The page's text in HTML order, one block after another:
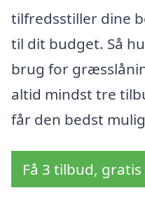
tilfredsstiller dine
til dit budget. Så
brug for
altid mindst tre
får den bedst
Få 3 tilbud,